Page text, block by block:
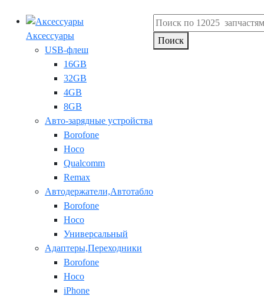
Аксессуары
USB-флеш
16GB
32GB
4GB
8GB
Авто-зарядные устройства
Borofone
Hoco
Qualcomm
Remax
Автодержатели,Автотабло
Borofone
Hoco
Универсальный
Адаптеры,Переходники
Borofone
Hoco
iPhone
Поиск